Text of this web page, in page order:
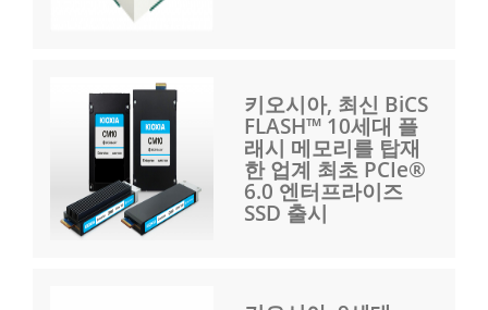
키오시아, 최신 BiCS
FLASH™ 10세대 플
래시 메모리를 탑재
한 업계 최초 PCIe®
6.0 엔터프라이즈
SSD 출시